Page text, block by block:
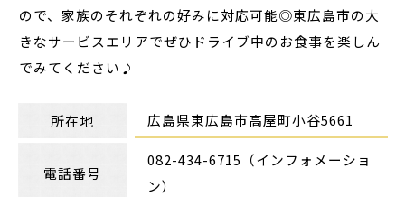
ので、家族のそれぞれの好みに対応可能◎東広島市の大
きなサービスエリアでぜひドライブ中のお食事を楽しん
でみてください♪
所在地 広島県東広島市高屋町小谷5661
電話番号
082-434-6715（インフォメーショ
ン）